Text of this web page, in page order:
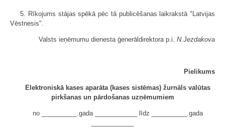
5. Rīkojums stājas spēkā pēc tā publicēšanas laikrakstā "Latvijas
Vēstnesis".
Valsts ieņēmumu dienesta ģenerāldirektora p.i. N.Jezdakova
Pielikums
Elektroniskā kases aparāta (kases sistēmas) žurnāls valūtas
pirkšanas un pārdošanas uzņēmumiem
no __________.gada ____________ līdz __________.gada